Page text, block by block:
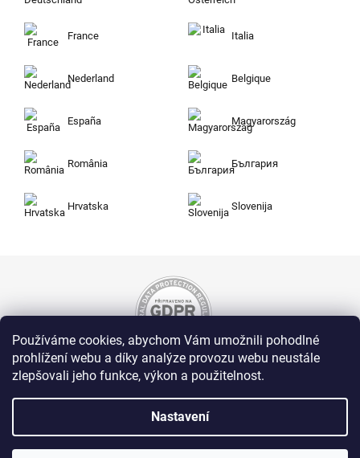
Používáme cookies, abychom Vám umožnili pohodlné
prohlížení webu a díky analýze provozu webu neustále
zlepšovali jeho funkce, výkon a použitelnost.
Nastavení
France Italia
Nederland Belgique
España Magyarország
România България
Hrvatska Slovenija
Nakupujte na Zuty bezpečně a bez obav. Díky
prohlížečem a serverem se přenášejí v